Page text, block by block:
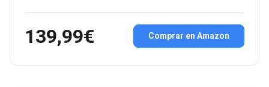
139,99€ Comprar en Amazon